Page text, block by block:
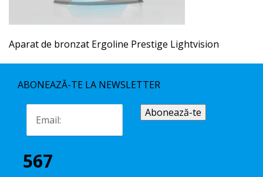
Aparat de bronzat Ergoline Prestige Lightvision
ABONEAZĂ-TE LA NEWSLETTER
567